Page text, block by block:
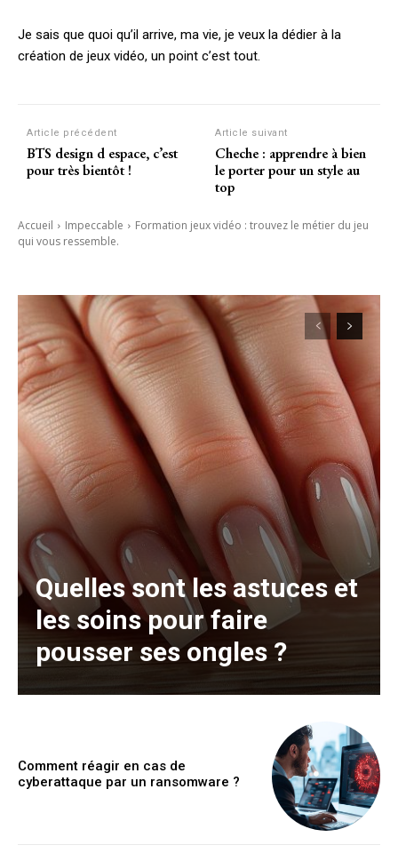
Je sais que quoi qu’il arrive, ma vie, je veux la dédier à la
création de jeux vidéo, un point c’est tout.
Article précédent
BTS design d espace, c’est
pour très bientôt !
Article suivant
Cheche : apprendre à bien
le porter pour un style au
top
Accueil Impeccable
Formation jeux vidéo : trouvez le métier du jeu
qui vous ressemble.
Quelles sont les astuces et
les soins pour faire
pousser ses ongles ?
Comment réagir en cas de
cyberattaque par un ransomware ?